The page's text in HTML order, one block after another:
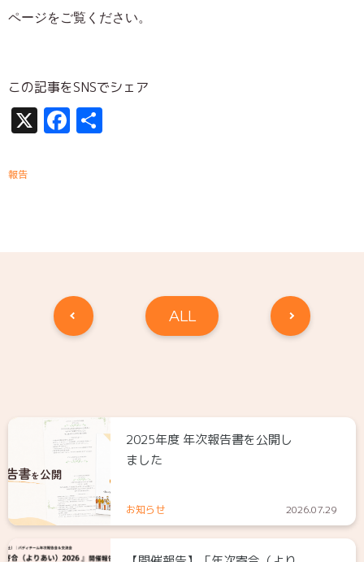
ページをご覧ください。
この記事をSNSでシェア
X Facebook
報告
ALL
2025年度 年次報告書を公開し
ました
お知らせ 2026.07.29